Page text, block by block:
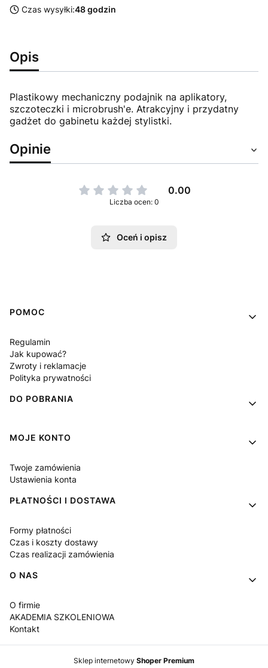
Czas wysyłki:48 godzin
Opis
Plastikowy mechaniczny podajnik na aplikatory,
szczoteczki i microbrush'e. Atrakcyjny i przydatny
gadżet do gabinetu każdej stylistki.
Opinie
0.00
Liczba ocen: 0
Oceń i opisz
Linki w stopce
POMOC
Regulamin
Jak kupować?
Zwroty i reklamacje
Polityka prywatności
DO POBRANIA
MOJE KONTO
Twoje zamówienia
Ustawienia konta
PŁATNOŚCI I DOSTAWA
Formy płatności
Czas i koszty dostawy
Czas realizacji zamówienia
O NAS
O firmie
AKADEMIA SZKOLENIOWA
Kontakt
Sklep internetowy Shoper Premium